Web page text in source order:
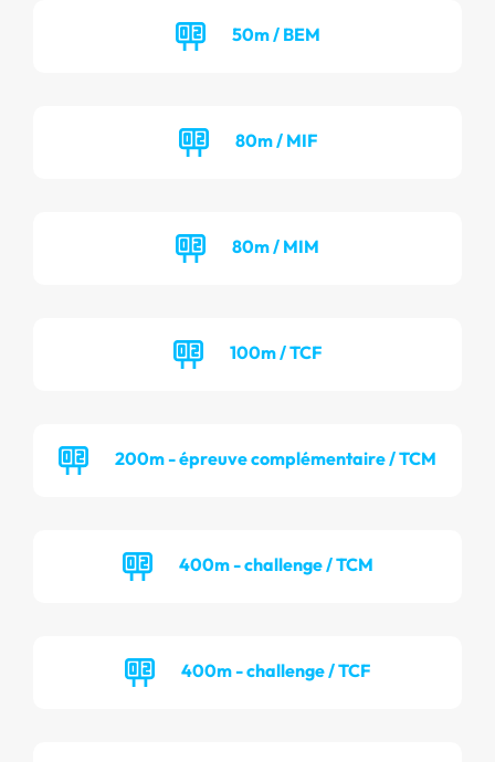
50m / BEM
80m / MIF
80m / MIM
100m / TCF
200m - épreuve complémentaire / TCM
400m - challenge / TCM
400m - challenge / TCF